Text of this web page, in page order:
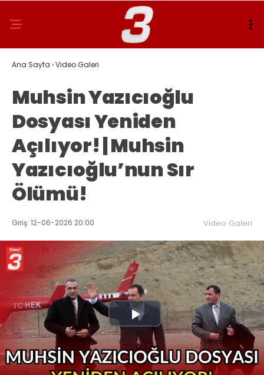
Ana Sayfa ›Video Galeri
Muhsin Yazıcıoğlu
Dosyası Yeniden
Açılıyor! | Muhsin
Yazıcıoğlu’nun Sır
Ölümü!
Giriş: 12-06-2026 20:00 Video Galeri
Play
Video